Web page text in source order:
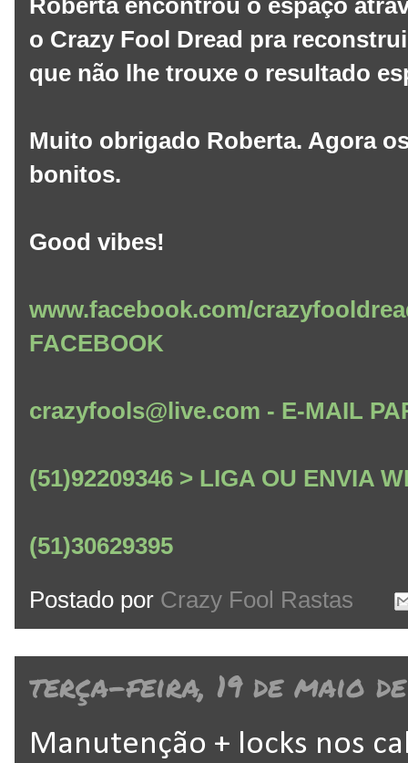
o Crazy Fool Dread pra
que não lhe trouxe o resultado
Muito obrigado Roberta. Agora
bonitos.
Good vibes!
www.facebook.com/
FACEBOOK
crazyfools@live.com - E-MAIL
(51)92209346 > LIGA OU ENVIA
(51)30629395
Postado por Crazy Fool Rastas
terça-feira, 19 de maio
Manutenção + locks nos